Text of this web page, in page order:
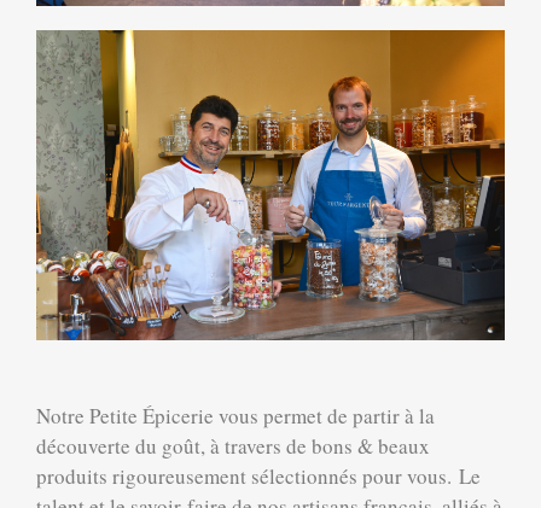
Notre Petite Épicerie vous permet de partir à la
découverte du goût, à travers de bons & beaux
produits rigoureusement sélectionnés pour vous. Le